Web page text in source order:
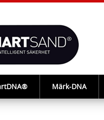
Märk-DNA